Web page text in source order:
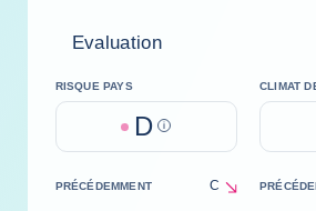
Evaluation
RISQUE PAYS
D Help
CLIMAT
PRÉCÉDEMMENT C
decrease